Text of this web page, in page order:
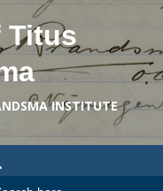
Titus
INSTITUTE